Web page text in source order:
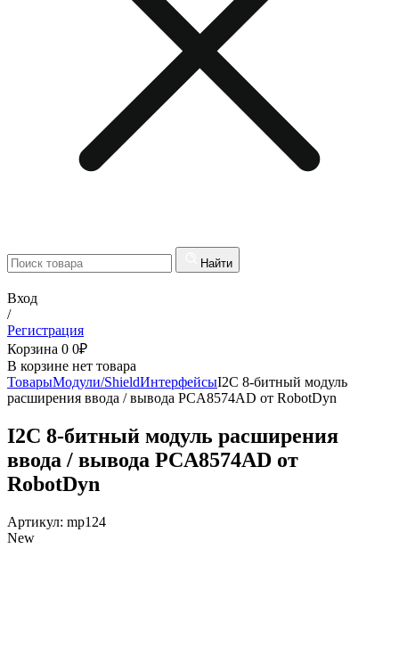
Найти
Вход
/
Регистрация
Корзина 0 0₽
В корзине нет товара
ТоварыМодули/ShieldИнтерфейсыI2C 8-битный модуль
расширения ввода / вывода PCA8574AD от RobotDyn
I2C 8-битный модуль расширения
ввода / вывода PCA8574AD от
RobotDyn
Артикул: mp124
New